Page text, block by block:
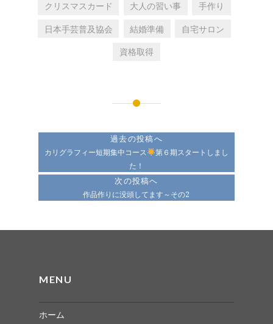
クリスマスカード 大人の習い事 手作り
日本手芸普及協会 結婚準備 自宅サロン
資格取得
過去の投稿へ
カリグラフィー短期集中コース
第６期スタートしまし
た！
次の投稿へ
作品作りに没頭してます～その2
MENU
ホーム